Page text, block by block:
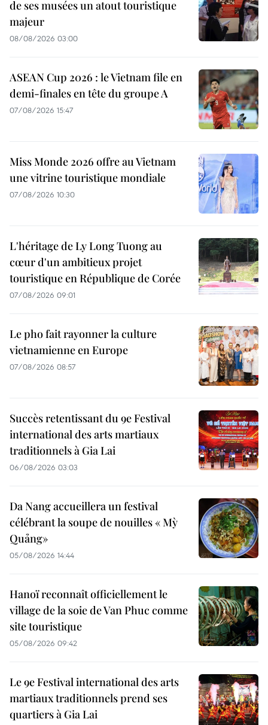
de ses musées un atout touristique
majeur
08/08/2026 03:00
ASEAN Cup 2026 : le Vietnam file en
demi-finales en tête du groupe A
07/08/2026 15:47
Miss Monde 2026 offre au Vietnam
une vitrine touristique mondiale
07/08/2026 10:30
L'héritage de Ly Long Tuong au
cœur d'un ambitieux projet
touristique en République de Corée
07/08/2026 09:01
Le pho fait rayonner la culture
vietnamienne en Europe
07/08/2026 08:57
Succès retentissant du 9e Festival
international des arts martiaux
traditionnels à Gia Lai
06/08/2026 03:03
Da Nang accueillera un festival
célébrant la soupe de nouilles « Mỳ
Quảng»
05/08/2026 14:44
Hanoï reconnaît officiellement le
village de la soie de Van Phuc comme
site touristique
05/08/2026 09:42
Le 9e Festival international des arts
martiaux traditionnels prend ses
quartiers à Gia Lai